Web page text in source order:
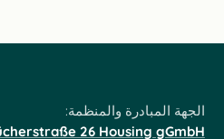
الجهة المبادرة والمنظمة:
26 Housing gGmbH